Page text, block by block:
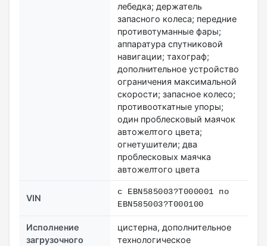
лебедка; держатель
запасного колеса; передние
противотуманные фары;
аппаратура спутниковой
навигации; тахограф;
дополнительное устройство
ограничения максимальной
скорости; запасное колесо;
противооткатные упоры;
один проблесковый маячок
автожелтого цвета;
огнетушители; два
проблесковых маячка
автожелтого цвета
VIN
с EBN585003?T000001 по
EBN585003?T000100
Исполнение
загрузочного
цистерна, дополнительное
технологическое